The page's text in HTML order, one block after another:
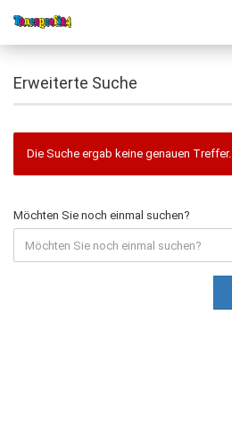
Erweiterte Suche
Die Suche ergab keine genauen Treffer.
Möchten Sie noch einmal suchen?